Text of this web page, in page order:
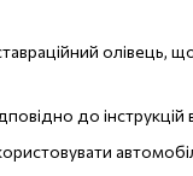
олівець,
до